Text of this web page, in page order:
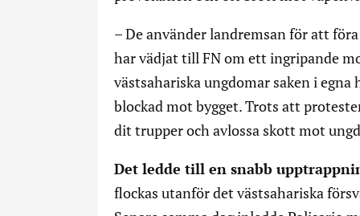
– De använder landremsan för att
har vädjat till FN om ett ingripande
västsahariska ungdomar saken i
blockad mot bygget. Trots att
dit trupper och avlossa skott mot
Det ledde till en snabb
flockas utanför det västsahariska